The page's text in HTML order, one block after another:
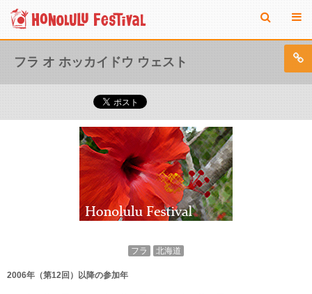
フラ オ ホッカイドウ ウェスト
フラ 北海道
2006年（第12回）以降の参加年